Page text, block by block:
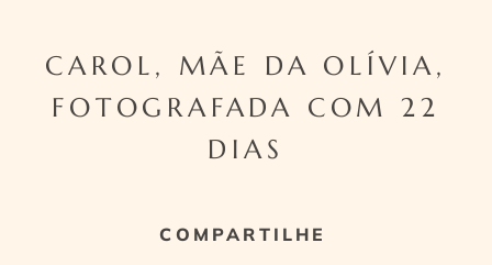
CAROL, MÃE DA OLÍVIA,
FOTOGRAFADA COM 22
DIAS